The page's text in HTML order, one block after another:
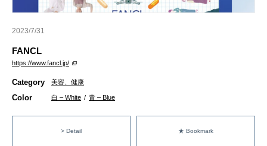
2023/7/31
FANCL
https://www.fancl.jp/
Category 美容、健康
Color 白 – White / 青 – Blue
> Detail ★ Bookmark